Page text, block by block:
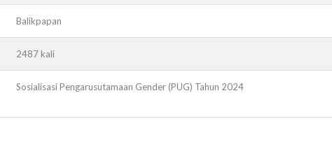
Balikpapan
2487 kali
Sosialisasi Pengarusutamaan Gender (PUG) Tahun 2024